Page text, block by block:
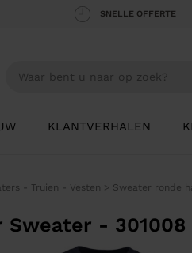
SNELLE OFFERTE
KLANTVERHALEN
- Truien - Vesten > Sweater ronde
Sweater - 301008